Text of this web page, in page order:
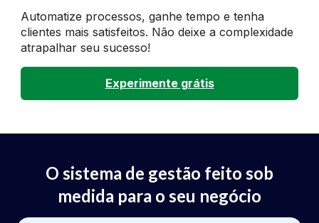
Automatize processos, ganhe tempo e tenha
clientes mais satisfeitos. Não deixe a complexidade
atrapalhar seu sucesso!
Experimente grátis
O sistema de gestão feito sob
medida para o seu negócio